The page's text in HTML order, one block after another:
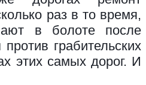
раз в то время,
в болоте после
грабительских
этих самых дорог. И